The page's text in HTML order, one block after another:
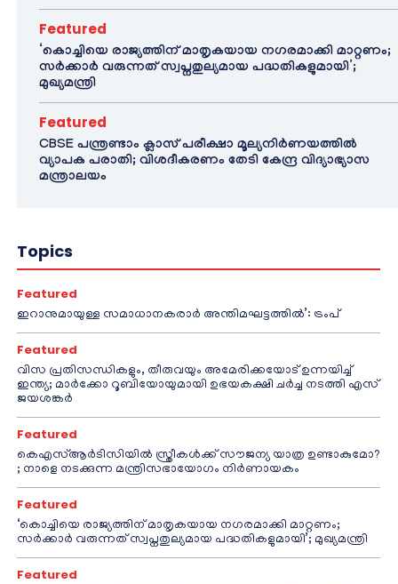
Featured
‘കൊച്ചിയെ രാജ്യത്തിന് മാതൃകയായ നഗരമാക്കി മാറ്റണം;
സർക്കാർ വരുന്നത് സ്വപ്നതുല്യമായ പദ്ധതികളുമായി’;
മുഖ്യമന്ത്രി
Featured
CBSE പന്ത്രണ്ടാം ക്ലാസ് പരീക്ഷാ മൂല്യനിർണയത്തിൽ
വ്യാപക പരാതി; വിശദീകരണം തേടി കേന്ദ്ര വിദ്യാഭ്യാസ
മന്ത്രാലയം
Topics
Featured
ഇറാനുമായുള്ള സമാധാനകരാർ അന്തിമഘട്ടത്തിൽ‌’: ട്രംപ്
Featured
വിസ പ്രതിസന്ധികളും, തീരുവയും അമേരിക്കയോട് ഉന്നയിച്ച്
ഇന്ത്യ; മാർക്കോ റൂബിയോയുമായി ഉഭയകക്ഷി ചർച്ച നടത്തി എസ്
ജയശങ്കർ
Featured
കെഎസ്ആർടിസിയിൽ സ്ത്രീകൾക്ക് സൗജന്യ യാത്ര ഉണ്ടാകുമോ?
; നാളെ നടക്കുന്ന മന്ത്രിസഭായോഗം നിർണായകം
Featured
‘കൊച്ചിയെ രാജ്യത്തിന് മാതൃകയായ നഗരമാക്കി മാറ്റണം;
സർക്കാർ വരുന്നത് സ്വപ്നതുല്യമായ പദ്ധതികളുമായി’; മുഖ്യമന്ത്രി
Featured